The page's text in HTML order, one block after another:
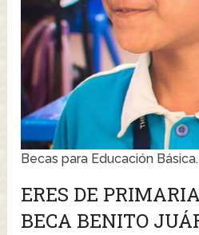
Becas para Educación Básica.
ERES DE
BECA BENITO